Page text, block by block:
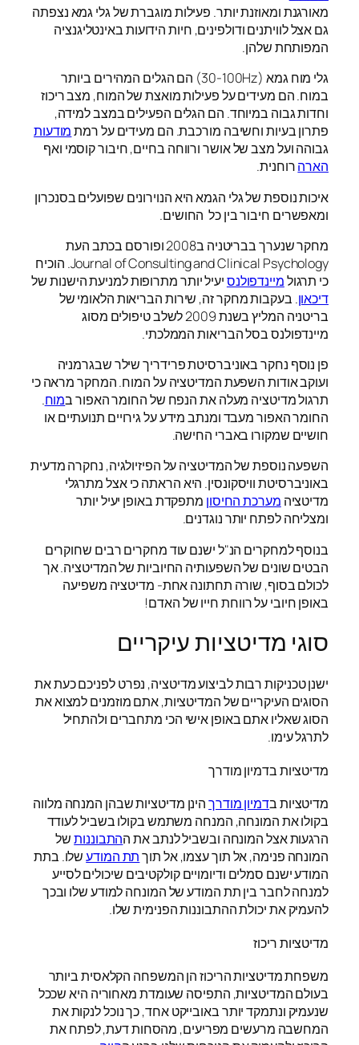
מאורגנת ומאוזנת יותר. פעילות מוגברת של גלי גמא נצפתה
גם אצל לוויתנים ודולפינים, חיות הידועות באינטליגנציה
המפותחת שלהן.
גלי מוח גמא (30-100Hz) הם הגלים המהירים ביותר
במוח. הם מעידים על פעילות מואצת של המוח, מצב ריכוז
וחדות גבוה במיוחד. הם הגלים הפעילים במצב למידה,
פתרון בעיות וחשיבה מורכבת. הם מעידים על רמתמודעות
גבוהה ועל מצב של אושר ורווחה בחיים, חיבור קוסמי ואף
הארהרוחנית.
איכות נוספת של גלי הגמא היא הנוירונים שפועלים בסנכרון
ומאפשרים חיבור בין כל החושים.
מחקר שנערך בבריטניה ב2008 ופורסם בכתב העת
Journal of Consulting and Clinical Psychology. הוכיח
כי תרגולמיינדפולנסיעיל יותר מתרופות למניעת הישנות של
דיכאון. בעקבות מחקר זה, שירות הבריאות הלאומי של
בריטניה המליץ בשנת 2009 לשלב טיפולים מסוג
מיינדפולנס בסל הבריאות הממלכתי.
פן נוסף נחקר באוניברסיטת פרידריך שילר שבגרמניה
ועוקב אודות השפעת המדיטציה על המוח. המחקר מראה כי
תרגול מדיטציה מעלה את הנפח של החומר האפור במוח.
החומר האפור מעבד ומנתב מידע על גירויים תנועתיים או
חושיים שמקורו באברי החישה.
השפעה נוספת של המדיטציה על הפיזיולגיה, נחקרה מדעית
באוניברסיטת וויסקונסין. היא הראתה כי אצל מתרגלי
מדיטציה מערכת החיסון מתפקדת באופן יעיל יותר
ומצליחה לפתח יותר נוגדנים.
בנוסף למחקרים הנ"ל ישנם עוד מחקרים רבים שחוקרים
הבטים שונים של השפעותיה החיוביות של המדיטציה. אך
לכולם בסוף, שורה תחתונה אחת- מדיטציה משפיעה
באופן חיובי על רווחת חייו של האדם!
סוגי מדיטציות עיקריים
ישנן טכניקות רבות לביצוע מדיטציה, נפרט לפניכם כעת את
הסוגים העיקריים של המדיטציות, אתם מוזמנים למצוא את
הסוג שאליו אתם באופן אישי הכי מתחברים ולהתחיל
לתרגל עימו.
מדיטציות בדמיון מודרך
מדיטציות בדמיון מודרךהינן מדיטציות שבהן המנחה מלווה
בקולו את המונחה, המנחה משתמש בקולו בשביל לעודד
הרגעות אצל המונחה ובשביל לנתב את ההתבוננותשל
המונחה פנימה, אל תוך עצמו, אל תוךתת המודעשלו. בתת
המודע ישנם סמלים ודיומויים קולקטיבים שיכולים לסייע
למנחה לחבר בין תת המודע של המונחה למודע שלו ובכך
להעמיק את יכולת ההתבוננות הפנימית שלו.
מדיטציות ריכוז
משפחת מדיטציות הריכוז הן המשפחה הקלאסית ביותר
בעולם המדיטציות, התפיסה שעומדת מאחוריה היא שככל
שנעמיק ונתמקד יותר באובייקט אחד, כך נוכל לנקות את
המחשבה מרעשים מפריעים, מהסחות דעת, לפתח את